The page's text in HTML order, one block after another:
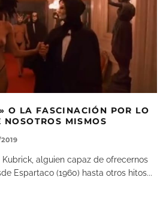
O LA FASCINACIÓN POR LO
MISMOS
alguien capaz de ofrecernos
Espartaco (1960) hasta otros hitos...